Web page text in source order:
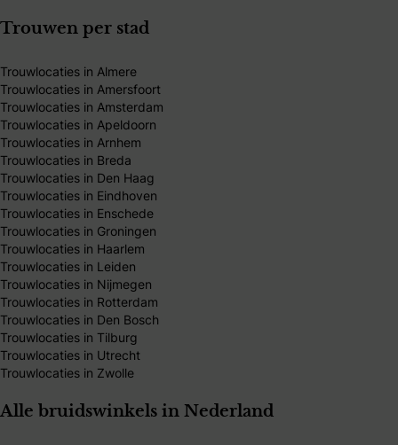
Trouwen per stad
Trouwlocaties in Almere
Trouwlocaties in Amersfoort
Trouwlocaties in Amsterdam
Trouwlocaties in Apeldoorn
Trouwlocaties in Arnhem
Trouwlocaties in Breda
Trouwlocaties in Den Haag
Trouwlocaties in Eindhoven
Trouwlocaties in Enschede
Trouwlocaties in Groningen
Trouwlocaties in Haarlem
Trouwlocaties in Leiden
Trouwlocaties in Nijmegen
Trouwlocaties in Rotterdam
Trouwlocaties in Den Bosch
Trouwlocaties in Tilburg
Trouwlocaties in Utrecht
Trouwlocaties in Zwolle
Alle bruidswinkels in Nederland